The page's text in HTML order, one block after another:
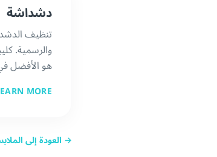
دشداشة
تنظيف
والرسمية.
هو الأفضل
MORE
→ العودة إلى